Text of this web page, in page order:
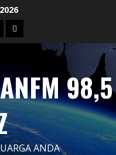
Iklan
98,5
ANDA